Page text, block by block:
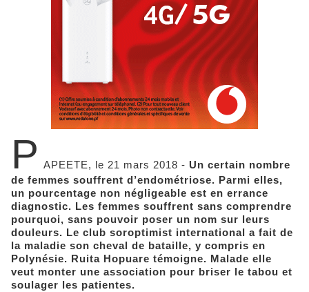
P APEETE, le 21 mars 2018 - Un certain nombre
de femmes souffrent d’endométriose. Parmi elles,
un pourcentage non négligeable est en errance
diagnostic. Les femmes souffrent sans comprendre
pourquoi, sans pouvoir poser un nom sur leurs
douleurs. Le club soroptimist international a fait de
la maladie son cheval de bataille, y compris en
Polynésie. Ruita Hopuare témoigne. Malade elle
veut monter une association pour briser le tabou et
soulager les patientes.